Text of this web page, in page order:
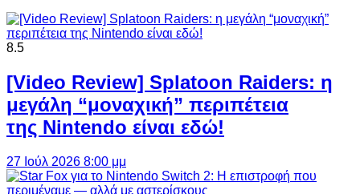
8.5
[Video Review] Splatoon Raiders: η
μεγάλη “μοναχική” περιπέτεια
της Nintendo είναι εδώ!
27 Ιούλ 2026 8:00 μμ